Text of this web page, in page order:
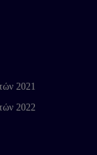
2021
2022